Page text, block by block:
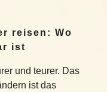
reisen: Wo
ist
und teurer. Das
ist das